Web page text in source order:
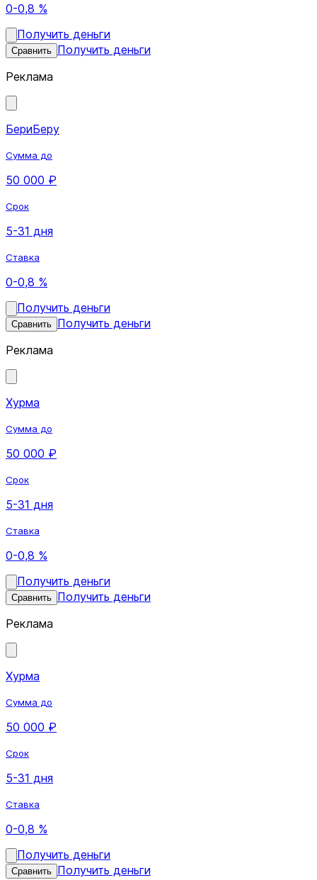
0-0,8 %
Получить деньги
Сравнить Получить деньги
Реклама
БериБеру
Сумма до
50 000 ₽
Срок
5-31 дня
Ставка
0-0,8 %
Получить деньги
Сравнить Получить деньги
Реклама
Хурма
Сумма до
50 000 ₽
Срок
5-31 дня
Ставка
0-0,8 %
Получить деньги
Сравнить Получить деньги
Реклама
Хурма
Сумма до
50 000 ₽
Срок
5-31 дня
Ставка
0-0,8 %
Получить деньги
Сравнить Получить деньги